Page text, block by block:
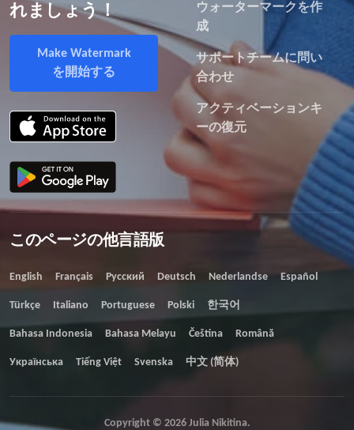
れましょう！
Make Watermark
を開始する
ウォーターマークを作
成
サポートチームに問い
合わせ
アクティベーションキ
ーの復元
このページの他言語版
English Français Русский Deutsch Nederlandse Español
Türkçe Italiano Portuguese Polski 한국어
Bahasa Indonesia Bahasa Melayu Čeština Română
Українська Tiếng Việt Svenska 中文 (简体)
Copyright © 2026 Julia Nikitina.